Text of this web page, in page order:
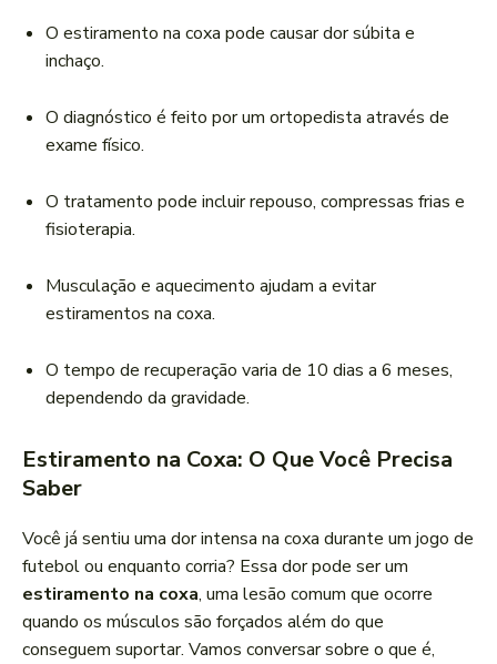
o O estiramento na coxa pode causar dor súbita e
inchaço.
O diagnóstico é feito por um ortopedista através de
exame físico.
O tratamento pode incluir repouso, compressas frias e
fisioterapia.
Musculação e aquecimento ajudam a evitar
estiramentos na coxa.
O tempo de recuperação varia de 10 dias a 6 meses,
dependendo da gravidade.
Estiramento na Coxa: O Que Você Precisa
Saber
Você já sentiu uma dor intensa na coxa durante um jogo de
futebol ou enquanto corria? Essa dor pode ser um
estiramento na coxa, uma lesão comum que ocorre
quando os músculos são forçados além do que
conseguem suportar. Vamos conversar sobre o que é,